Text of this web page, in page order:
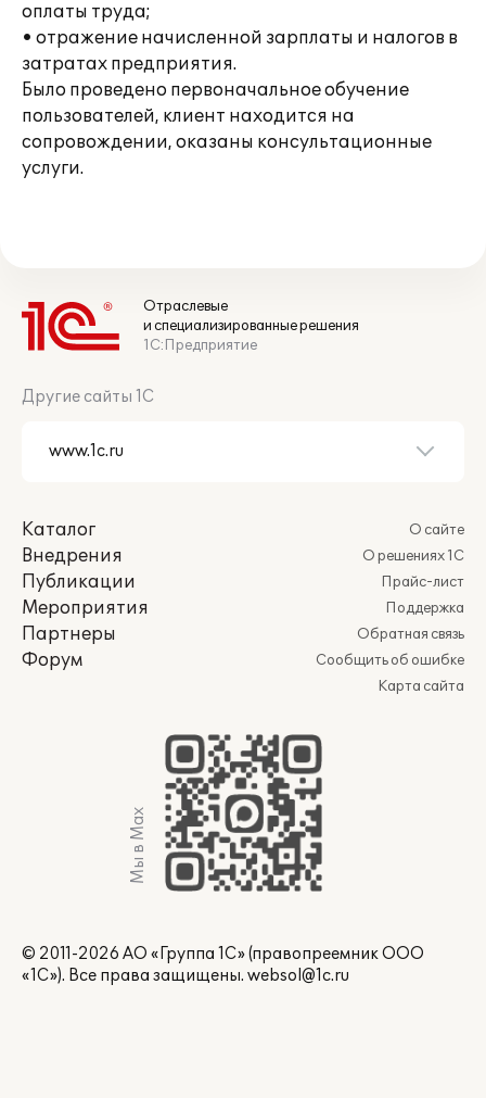
оплаты труда;
• отражение начисленной зарплаты и налогов в
затратах предприятия.
Было проведено первоначальное обучение
пользователей, клиент находится на
сопровождении, оказаны консультационные
услуги.
Отраслевые
и специализированные решения
1С:Предприятие
Другие сайты 1С
Каталог
Внедрения
Публикации
Мероприятия
Партнеры
Форум
О сайте
О решениях 1С
Прайс-лист
Поддержка
Обратная связь
Сообщить об ошибке
Карта сайта
Мы в Max
© 2011-2026 АО «Группа 1С» (правопреемник ООО
«1С»). Все права защищены. websol@1c.ru